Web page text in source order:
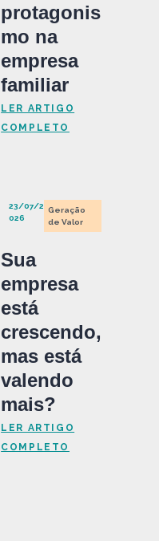
protagonis
mo na
empresa
familiar
LER ARTIGO
COMPLETO
23/07/2
026
Geração
de Valor
Sua
empresa
está
crescendo,
mas está
valendo
mais?
LER ARTIGO
COMPLETO